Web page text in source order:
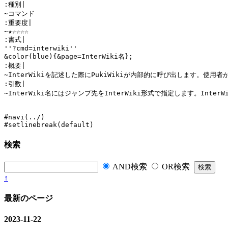
:種別|
~コマンド
:重要度|
~★☆☆☆☆
:書式|
''?cmd=interwiki''
&color(blue){&page=InterWiki名};
:概要|
~InterWikiを記述した際にPukiWikiが内部的に呼び出します。使用者が
:引数|
~InterWiki名にはジャンプ先をInterWiki形式で指定します。
#navi(../)
#setlinebreak(default)
検索
AND検索
OR検索
↑
最新のページ
2023-11-22